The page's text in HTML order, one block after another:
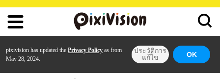
pixivision has updated the Privacy Policy as from
May 28, 2024.
ประวัติการ
แก้ไข
OK